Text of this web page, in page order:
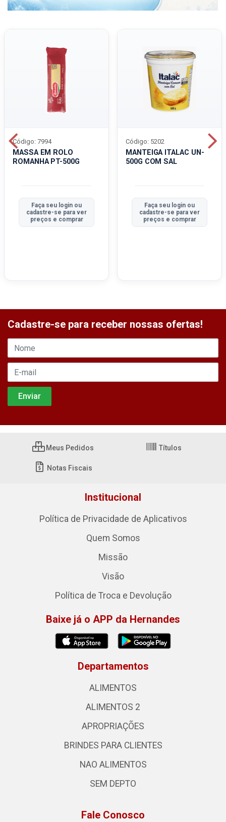
MASSA EM ROLO
ROMANHA PT-500G
Código: 7994
Faça seu login ou
cadastre-se para ver
preços e comprar
MANTEIGA ITALAC UN-
500G COM SAL
Código: 5202
Faça seu login ou
cadastre-se para ver
preços e comprar
Cadastre-se para receber nossas ofertas!
Meus Pedidos Títulos
Notas Fiscais
Institucional
Política de Privacidade de Aplicativos
Quem Somos
Missão
Visão
Política de Troca e Devolução
Baixe já o APP da Hernandes
Departamentos
ALIMENTOS
ALIMENTOS 2
APROPRIAÇÕES
BRINDES PARA CLIENTES
NAO ALIMENTOS
SEM DEPTO
Fale Conosco